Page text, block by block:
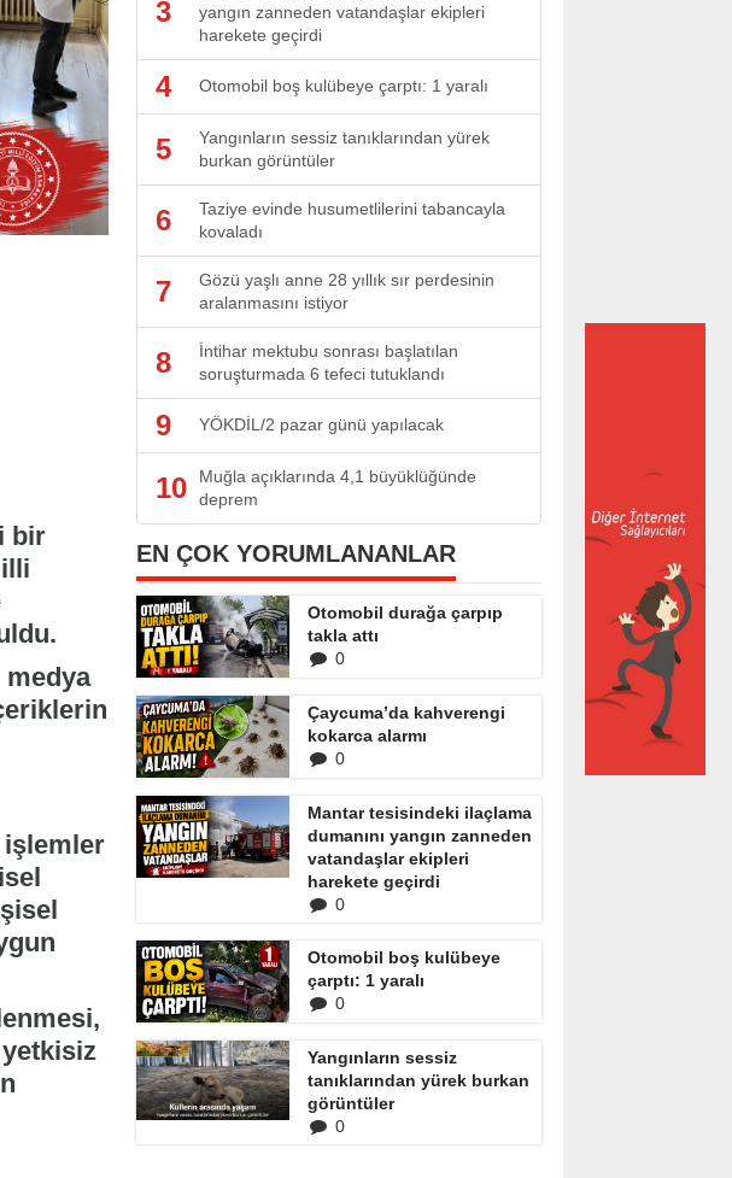
bir
medya
işlemler
3
yangın zanneden vatandaşlar ekipleri
harekete geçirdi
4 Otomobil boş kulübeye çarptı: 1 yaralı
5
Yangınların sessiz tanıklarından yürek
burkan görüntüler
6
Taziye evinde husumetlilerini tabancayla
kovaladı
7
Gözü yaşlı anne 28 yıllık sır perdesinin
aralanmasını istiyor
8
İntihar mektubu sonrası başlatılan
soruşturmada 6 tefeci tutuklandı
9 YÖKDİL/2 pazar günü yapılacak
10
Muğla açıklarında 4,1 büyüklüğünde
deprem
EN ÇOK YORUMLANANLAR
Otomobil durağa çarpıp
takla attı
0
Çaycuma’da kahverengi
kokarca alarmı
0
Mantar tesisindeki ilaçlama
dumanını yangın zanneden
vatandaşlar ekipleri
harekete geçirdi
0
Otomobil boş kulübeye
çarptı: 1 yaralı
0
Yangınların sessiz
tanıklarından yürek burkan
görüntüler
0